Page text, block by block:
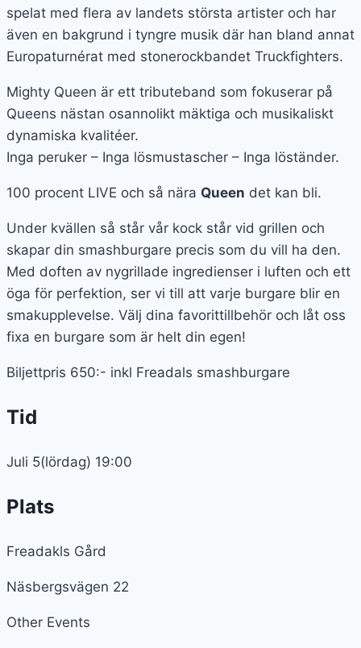
spelat med flera av landets största artister och har
även en bakgrund i tyngre musik där han bland annat
Europaturnérat med stonerockbandet Truckfighters.
Mighty Queen är ett tributeband som fokuserar på
Queens nästan osannolikt mäktiga och musikaliskt
dynamiska kvalitéer.
Inga peruker – Inga lösmustascher – Inga löständer.
100 procent LIVE och så nära Queen det kan bli.
Under kvällen så står vår kock står vid grillen och
skapar din smashburgare precis som du vill ha den.
Med doften av nygrillade ingredienser i luften och ett
öga för perfektion, ser vi till att varje burgare blir en
smakupplevelse. Välj dina favorittillbehör och låt oss
fixa en burgare som är helt din egen!
Biljettpris 650:- inkl Freadals smashburgare
Tid
Juli 5(lördag) 19:00
Plats
Freadakls Gård
Näsbergsvägen 22
Other Events